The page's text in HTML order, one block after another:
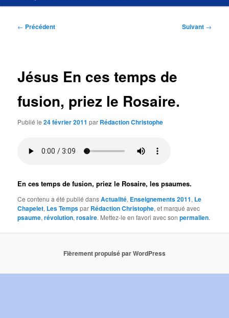
Navigation
← Précédent Suivant →
Jésus En ces temps de
fusion, priez le Rosaire.
Publié le24 février 2011 par Rédaction Christophe
En ces temps de fusion, priez le Rosaire, les psaumes.
Ce contenu a été publié dansActualité, Enseignements 2011, Le
Chapelet, Les Tempspar Rédaction Christophe, et marqué avec
psaume,révolution,rosaire. Mettez-le en favori avec sonpermalien.
Fièrement propulsé par WordPress